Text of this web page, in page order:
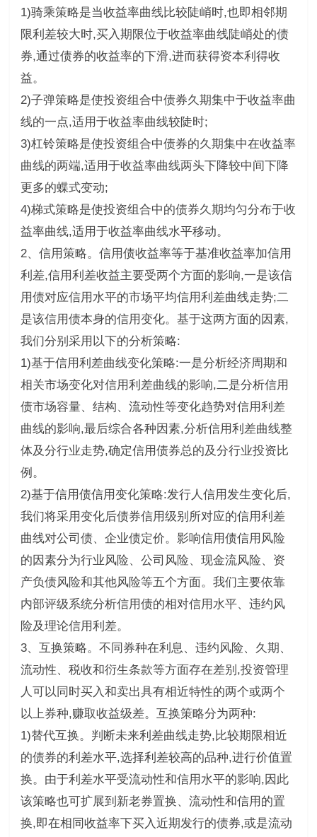
1)骑乘策略是当收益率曲线比较陡峭时,也即相邻期
限利差较大时,买入期限位于收益率曲线陡峭处的债
券,通过债券的收益率的下滑,进而获得资本利得收
益。
2)子弹策略是使投资组合中债券久期集中于收益率曲
线的一点,适用于收益率曲线较陡时;
3)杠铃策略是使投资组合中债券的久期集中在收益率
曲线的两端,适用于收益率曲线两头下降较中间下降
更多的蝶式变动;
4)梯式策略是使投资组合中的债券久期均匀分布于收
益率曲线,适用于收益率曲线水平移动。
2、信用策略。信用债收益率等于基准收益率加信用
利差,信用利差收益主要受两个方面的影响,一是该信
用债对应信用水平的市场平均信用利差曲线走势;二
是该信用债本身的信用变化。基于这两方面的因素,
我们分别采用以下的分析策略:
1)基于信用利差曲线变化策略:一是分析经济周期和
相关市场变化对信用利差曲线的影响,二是分析信用
债市场容量、结构、流动性等变化趋势对信用利差
曲线的影响,最后综合各种因素,分析信用利差曲线整
体及分行业走势,确定信用债券总的及分行业投资比
例。
2)基于信用债信用变化策略:发行人信用发生变化后,
我们将采用变化后债券信用级别所对应的信用利差
曲线对公司债、企业债定价。影响信用债信用风险
的因素分为行业风险、公司风险、现金流风险、资
产负债风险和其他风险等五个方面。我们主要依靠
内部评级系统分析信用债的相对信用水平、违约风
险及理论信用利差。
3、互换策略。不同券种在利息、违约风险、久期、
流动性、税收和衍生条款等方面存在差别,投资管理
人可以同时买入和卖出具有相近特性的两个或两个
以上券种,赚取收益级差。互换策略分为两种:
1)替代互换。判断未来利差曲线走势,比较期限相近
的债券的利差水平,选择利差较高的品种,进行价值置
换。由于利差水平受流动性和信用水平的影响,因此
该策略也可扩展到新老券置换、流动性和信用的置
换,即在相同收益率下买入近期发行的债券,或是流动